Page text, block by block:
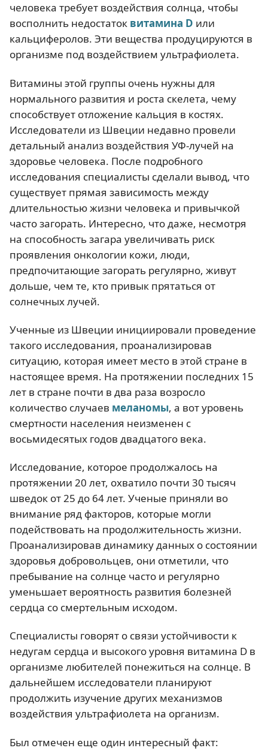
человека требует воздействия солнца, чтобы
восполнить недостаток витамина D или
кальциферолов. Эти вещества продуцируются в
организме под воздействием ультрафиолета.
Витамины этой группы очень нужны для
нормального развития и роста скелета, чему
способствует отложение кальция в костях.
Исследователи из Швеции недавно провели
детальный анализ воздействия УФ-лучей на
здоровье человека. После подробного
исследования специалисты сделали вывод, что
существует прямая зависимость между
длительностью жизни человека и привычкой
часто загорать. Интересно, что даже, несмотря
на способность загара увеличивать риск
проявления онкологии кожи, люди,
предпочитающие загорать регулярно, живут
дольше, чем те, кто привык прятаться от
солнечных лучей.
Ученные из Швеции инициировали проведение
такого исследования, проанализировав
ситуацию, которая имеет место в этой стране в
настоящее время. На протяжении последних 15
лет в стране почти в два раза возросло
количество случаев меланомы, а вот уровень
смертности населения неизменен с
восьмидесятых годов двадцатого века.
Исследование, которое продолжалось на
протяжении 20 лет, охватило почти 30 тысяч
шведок от 25 до 64 лет. Ученые приняли во
внимание ряд факторов, которые могли
подействовать на продолжительность жизни.
Проанализировав динамику данных о состоянии
здоровья добровольцев, они отметили, что
пребывание на солнце часто и регулярно
уменьшает вероятность развития болезней
сердца со смертельным исходом.
Специалисты говорят о связи устойчивости к
недугам сердца и высокого уровня витамина D в
организме любителей понежиться на солнце. В
дальнейшем исследователи планируют
продолжить изучение других механизмов
воздействия ультрафиолета на организм.
Был отмечен еще один интересный факт: